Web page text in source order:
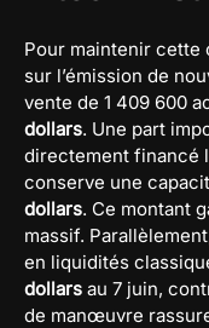
Pour maintenir cette
sur l’émission de
vente de 1 409 600
dollars. Une part
directement financé
conserve une
dollars. Ce montant
massif.
en liquidités
dollars au 7 juin,
de manœuvre